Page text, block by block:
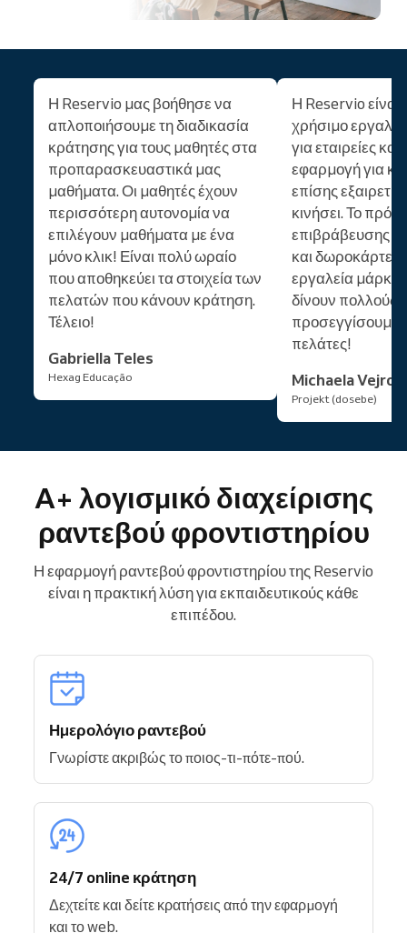
Η Reservio μας βοήθησε να
απλοποιήσουμε τη διαδικασία
κράτησης για τους μαθητές στα
προπαρασκευαστικά μας
μαθήματα. Οι μαθητές έχουν
περισσότερη αυτονομία να
επιλέγουν μαθήματα με ένα
μόνο κλικ! Είναι πολύ ωραίο
που αποθηκεύει τα στοιχεία των
πελατών που κάνουν κράτηση.
Τέλειο!
Gabriella Teles
Hexag Educação
Η Reservio είναι
χρήσιμο
για εταιρείες
εφαρμογή για
επίσης
κινήσει. Το
επιβράβευσης
και δωροκάρτες
εργαλεία
δίνουν πολλούς
προσεγγίσουμε
πελάτες!
Michaela
Projekt (dosebe)
A+ λογισμικό διαχείρισης
ραντεβού φροντιστηρίου
Η εφαρμογή ραντεβού φροντιστηρίου της Reservio
είναι η πρακτική λύση για εκπαιδευτικούς κάθε
επιπέδου.
Ημερολόγιο ραντεβού
Γνωρίστε ακριβώς το ποιος-τι-πότε-πού.
24/7 online κράτηση
Δεχτείτε και δείτε κρατήσεις από την εφαρμογή
και το web.